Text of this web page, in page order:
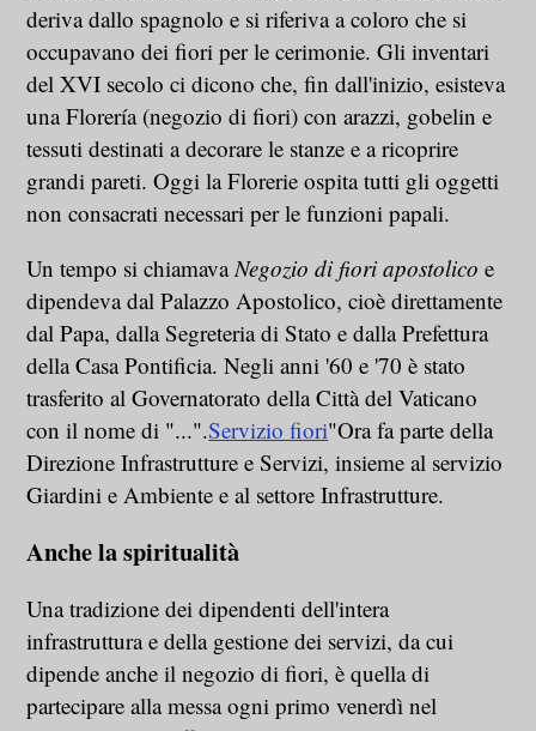
deriva dallo spagnolo e si riferiva a coloro che si
occupavano dei fiori per le cerimonie. Gli inventari
del XVI secolo ci dicono che, fin dall'inizio, esisteva
una Florería (negozio di fiori) con arazzi, gobelin e
tessuti destinati a decorare le stanze e a ricoprire
grandi pareti. Oggi la Florerie ospita tutti gli oggetti
non consacrati necessari per le funzioni papali.
Un tempo si chiamava Negozio di fiori apostolico e
dipendeva dal Palazzo Apostolico, cioè direttamente
dal Papa, dalla Segreteria di Stato e dalla Prefettura
della Casa Pontificia. Negli anni '60 e '70 è stato
trasferito al Governatorato della Città del Vaticano
con il nome di "...".Servizio fiori"Ora fa parte della
Direzione Infrastrutture e Servizi, insieme al servizio
Giardini e Ambiente e al settore Infrastrutture.
Anche la spiritualità
Una tradizione dei dipendenti dell'intera
infrastruttura e della gestione dei servizi, da cui
dipende anche il negozio di fiori, è quella di
partecipare alla messa ogni primo venerdì nel